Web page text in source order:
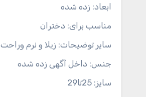
ابعاد: زده شده
مناسب برای: دختران
سایر توضیحات: زیلا و نرم وراحت
جنس: داخل آگهی زده شده
سایز: 25تا29